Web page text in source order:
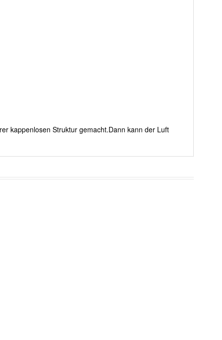
kappenlosen Struktur gemacht.Dann kann der Luft